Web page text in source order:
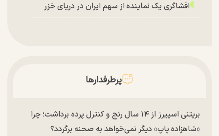
افشاگری یک نماینده از سهم ایران در دریای خزر
پرطرفدارها
بریتنی اسپیرز از ۱۴ سال رنج و کنترل پرده برداشت؛ چرا
«شاهزاده پاپ» دیگر نمی‌خواهد به صحنه برگردد؟